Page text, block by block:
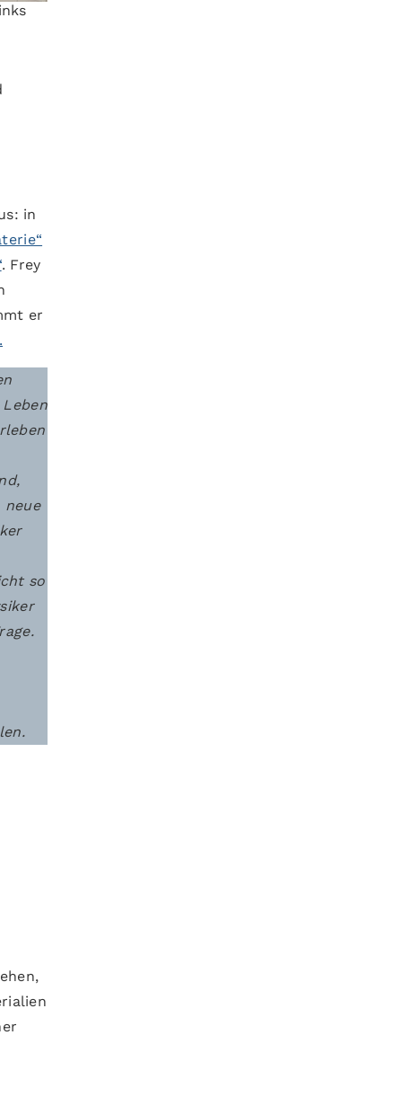
in
. Frey
er
neue
so